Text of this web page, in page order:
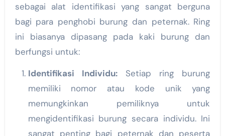
sebagai alat identifikasi yang sangat berguna
bagi para penghobi burung dan peternak. Ring
ini biasanya dipasang pada kaki burung dan
berfungsi untuk:
Identifikasi Individu:Setiap ring burung
memiliki nomor atau kode unik yang
memungkinkan pemiliknya untuk
mengidentifikasi burung secara individu. Ini
sangat penting bagi peternak dan peserta